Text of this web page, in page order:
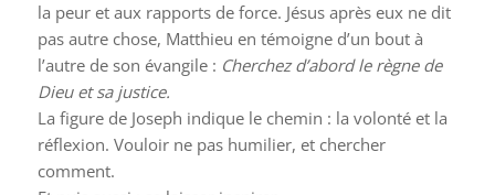
la peur et aux rapports de force. Jésus après eux ne dit
pas autre chose, Matthieu en témoigne d’un bout à
l’autre de son évangile : Cherchez d’abord le règne de
Dieu et sa justice.
La figure de Joseph indique le chemin : la volonté et la
réflexion. Vouloir ne pas humilier, et chercher
comment.